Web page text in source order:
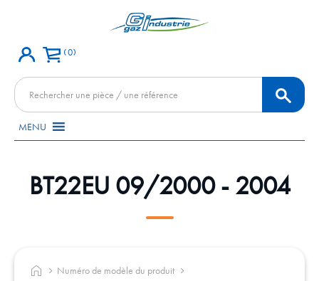
0
Recherche
de
produits
MENU
BT22EU 09/2000 - 2004
Numéro de modèle du produit